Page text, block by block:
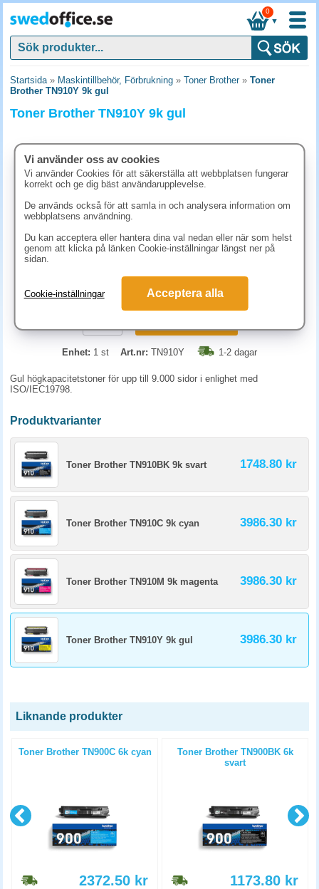
▼
0
Startsida» Maskintillbehör, Förbrukning » Toner Brother» Toner
Brother TN910Y 9k gul
Toner Brother TN910Y 9k gul
3986.30 kr (inkl. moms)
Enhet: 1 st Art.nr: TN910Y 1-2 dagar
Gul högkapacitetstoner för upp till 9.000 sidor i enlighet med
ISO/IEC19798.
Produktvarianter
Toner Brother TN910BK 9k svart 1748.80 kr
Toner Brother TN910C 9k cyan 3986.30 kr
Toner Brother TN910M 9k magenta 3986.30 kr
Toner Brother TN910Y 9k gul 3986.30 kr
Liknande produkter
Toner Brother TN900C 6k cyan
2372.50 kr
Toner Brother TN900BK 6k
svart
1173.80 kr
Vi använder oss av cookies
Vi använder Cookies för att säkerställa att webbplatsen fungerar
korrekt och ge dig bäst användarupplevelse.
De används också för att samla in och analysera information om
webbplatsens användning.
Du kan acceptera eller hantera dina val nedan eller när som helst
genom att klicka på länken Cookie-inställningar längst ner på
sidan.
Cookie-inställningar Acceptera alla